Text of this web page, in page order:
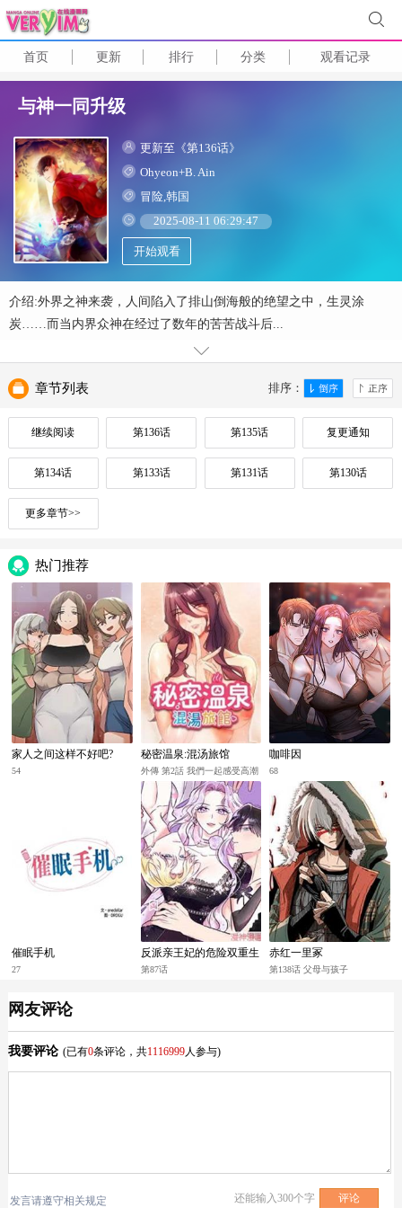
首页 更新 排行 分类 观看记录
与神一同升级
更新至《第136话》
Ohyeon+B. Ain
冒险,韩国
2025-08-11 06:29:47
开始观看
介绍:外界之神来袭，人间陷入了排山倒海般的绝望之中，生灵涂
炭……而当内界众神在经过了数年的苦苦战斗后...
排序：
章节列表
继续阅读 第136话 第135话 复更通知
第134话 第133话 第131话 第130话
更多章节>>
热门推荐
家人之间这样不好吧?
54
秘密温泉:混汤旅馆
外傳 第2話 我們一起感受高潮
♡
咖啡因
68
催眠手机
27
反派亲王妃的危险双重生
活
第87话
赤红一里冢
第138话 父母与孩子
网友评论
我要评论 (已有0条评论，共1116999人参与)
发言请遵守相关规定 还能输入300个字